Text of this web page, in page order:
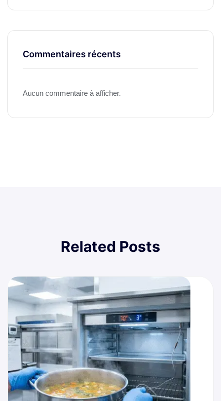
Commentaires récents
Aucun commentaire à afficher.
Related Posts